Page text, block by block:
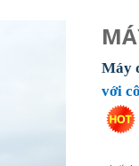
Máy
với